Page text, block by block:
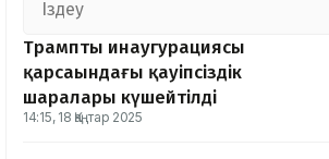
Трамптың инаугурациясы
қарсаңындағы қауіпсіздік
шаралары күшейтілді
14:15, 18 Қаңтар 2025